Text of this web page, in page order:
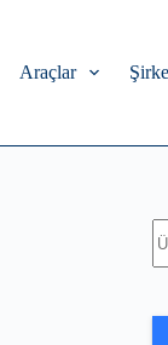
Araçlar